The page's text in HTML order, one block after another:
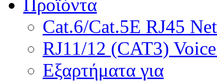
Προϊόντα
Cat.6/Cat.5E RJ45
RJ11/12 (CAT3)
Εξαρτήματα για